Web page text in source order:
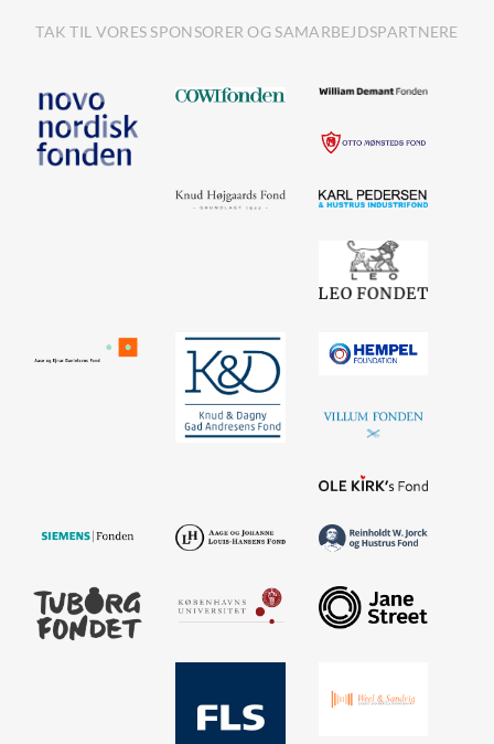
TAK TIL VORES SPONSORER OG SAMARBEJDSPARTNERE